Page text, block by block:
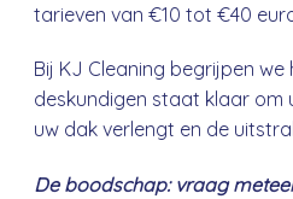
tarieven van €10 tot €40
Bij KJ Cleaning begrijpen
deskundigen staat klaar om
uw dak verlengt en de
De boodschap: vraag